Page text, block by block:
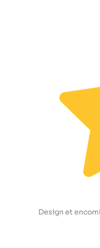
Design et